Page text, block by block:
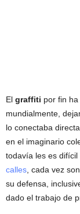
El graffiti por fin
mundialmente,
lo conectaba
en el imaginario
todavía les es difícil
calles , cada vez
su defensa,
dado el trabajo de